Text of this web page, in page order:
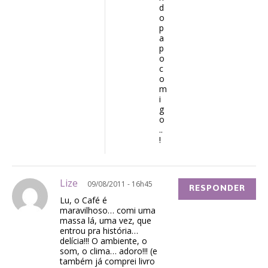
d
o
p
a
p
o
c
o
m
i
g
o
..
!
Lize 09/08/2011 - 16h45
Lu, o Café é
maravilhoso… comi uma
massa lá, uma vez, que
entrou pra história…
delícia!!! O ambiente, o
som, o clima… adoro!!! (e
também já comprei livro
RESPONDER